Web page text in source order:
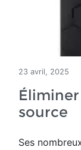
23 avril, 2025
source
Ses